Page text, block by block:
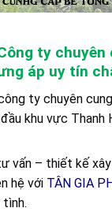
ty chuyên
áp uy tín
ty chuyên
khu vực Thanh
vấn – thiết kế
hệ với TÂN GIA